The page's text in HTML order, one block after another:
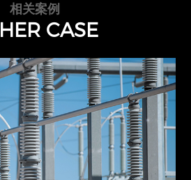
相关案例
CASE